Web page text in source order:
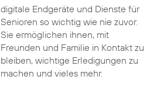
digitale Endgeräte und Dienste für
Senioren so wichtig wie nie zuvor.
Sie ermöglichen ihnen, mit
Freunden und Familie in Kontakt zu
bleiben, wichtige Erledigungen zu
machen und vieles mehr.